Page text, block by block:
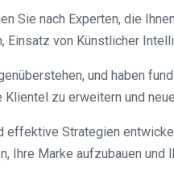
Sie nach Experten, die
von Künstlicher
und haben
zu erweitern und
Strategien
Marke aufzubauen